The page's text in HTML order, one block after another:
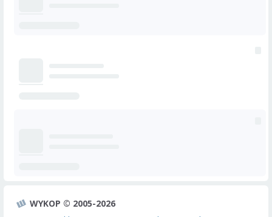
WYKOP © 2005-2026